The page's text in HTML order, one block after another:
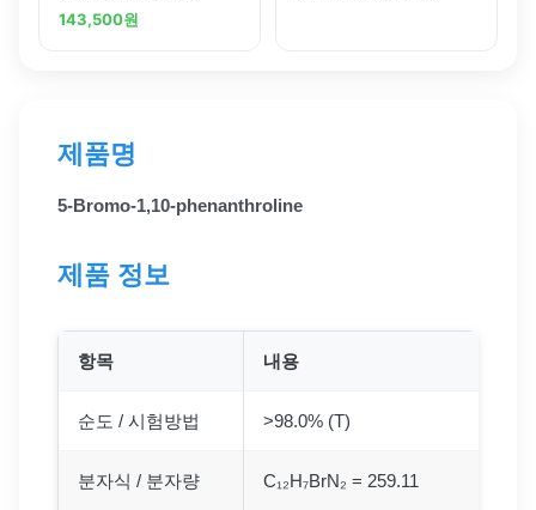
143,500원
제품명
5-Bromo-1,10-phenanthroline
제품 정보
항목 내용
순도 / 시험방법 >98.0% (T)
분자식 / 분자량 C₁₂H₇BrN₂ = 259.11